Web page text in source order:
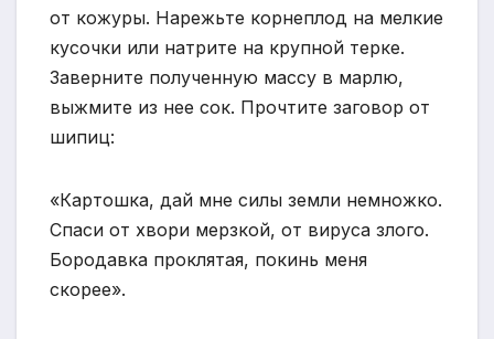
от кожуры. Нарежьте корнеплод на мелкие
кусочки или натрите на крупной терке.
Заверните полученную массу в марлю,
выжмите из нее сок. Прочтите заговор от
шипиц:
«Картошка, дай мне силы земли немножко.
Спаси от хвори мерзкой, от вируса злого.
Бородавка проклятая, покинь меня
скорее».